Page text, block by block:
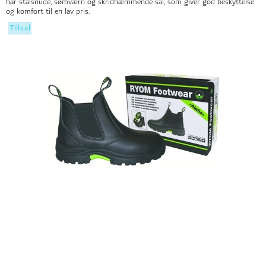
og komfort til en lav pris.
Tilbud